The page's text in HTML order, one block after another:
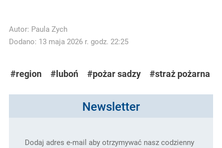
Autor: Paula Zych
Dodano: 13 maja 2026 r. godz. 22:25
#region #luboń #pożar sadzy #straż pożarna
Newsletter
Dodaj adres e-mail aby otrzymywać nasz codzienny